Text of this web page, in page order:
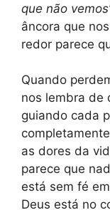
que não
âncora que
redor parece
Quando
nos lembra de
guiando cada
as dores da
parece que
está sem fé
Deus está no